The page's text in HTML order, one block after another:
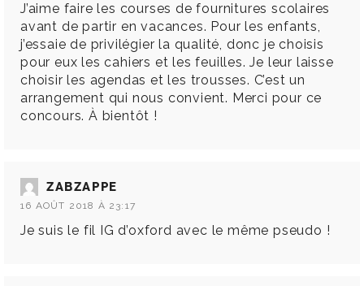
J’aime faire les courses de fournitures scolaires
avant de partir en vacances. Pour les enfants,
j’essaie de privilégier la qualité, donc je choisis
pour eux les cahiers et les feuilles. Je leur laisse
choisir les agendas et les trousses. C’est un
arrangement qui nous convient. Merci pour ce
concours. À bientôt !
ZABZAPPE
16 AOÛT 2018 À 23:17
Je suis le fil IG d’oxford avec le même pseudo !